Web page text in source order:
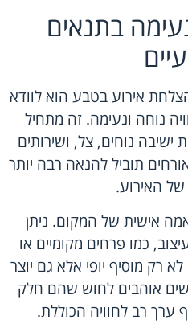
בתנאים
אירוע בטבע הוא לוודא
נוחה ונעימה. זה מתחיל
ישיבה נוחים, צל, ושירותים
תוביל להנאה רבה יותר
האירוע.
אישית של המקום. ניתן
כמו פרחים מקומיים או
רק מוסיף יופי אלא גם יוצר
אוהבים לחוש שהם חלק
ערך רב לחוויה הכוללת.